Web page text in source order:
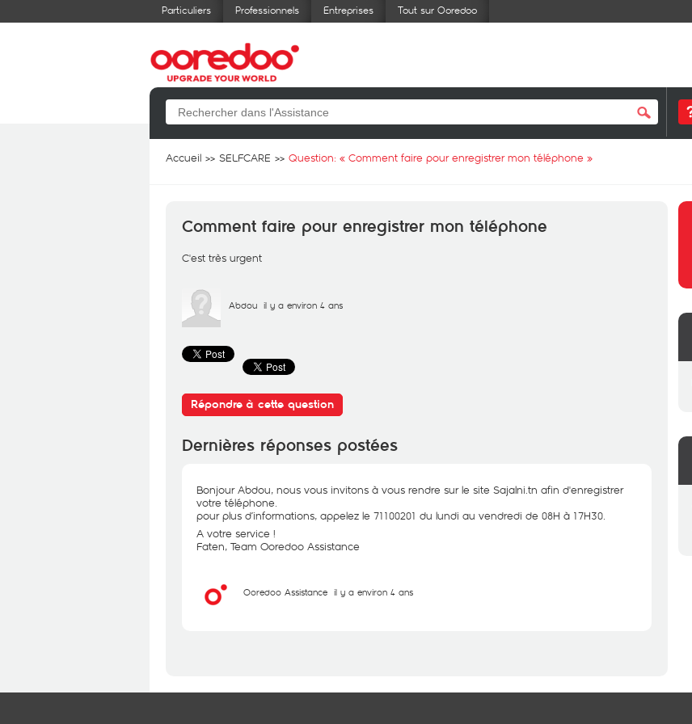
Particuliers Professionnels Entreprises Tout sur Ooredoo
Accueil SELFCARE Question: « Comment faire pour enregistrer mon téléphone »
Comment faire pour enregistrer mon téléphone
C'est très urgent
Abdou il y a environ 4 ans
Répondre à cette question
Dernières réponses postées
Bonjour Abdou, nous vous invitons à vous rendre sur le site Sajalni.tn afin d'enregistrer
votre téléphone.
pour plus d’informations, appelez le 71100201 du lundi au vendredi de 08H à 17H30.
A votre service !
Faten, Team Ooredoo Assistance
Ooredoo Assistance il y a environ 4 ans